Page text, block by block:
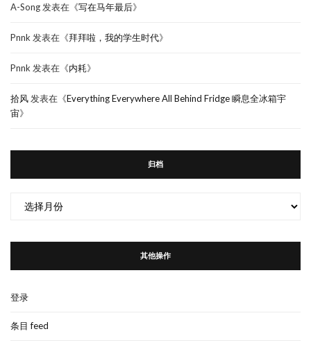
A-Song 发表在《写在马年最后》
Pnnk 发表在《拜拜啦，我的学生时代》
Pnnk 发表在《内耗》
拾风 发表在《Everything Everywhere All Behind Fridge 瞬息全冰箱宇
宙》
归档
其他操作
登录
条目 feed